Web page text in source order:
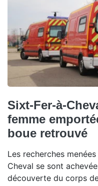
Sixt-Fer-à-
femme
boue retrouvé
Les recherches
Cheval se sont
découverte du corps